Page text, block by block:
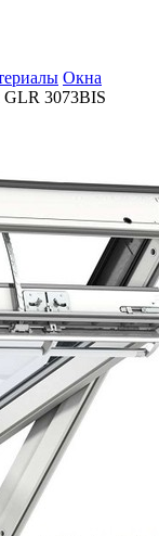
Окна
3073BIS